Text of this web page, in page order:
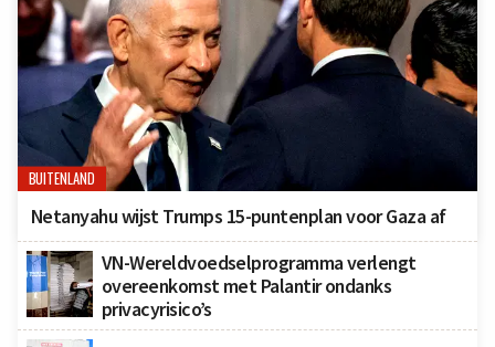
BUITENLAND
Netanyahu wijst Trumps 15-puntenplan voor Gaza af
VN-Wereldvoedselprogramma verlengt
overeenkomst met Palantir ondanks
privacyrisico’s